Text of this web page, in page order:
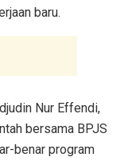
baru.
Nur Effendi,
bersama BPJS
benar program